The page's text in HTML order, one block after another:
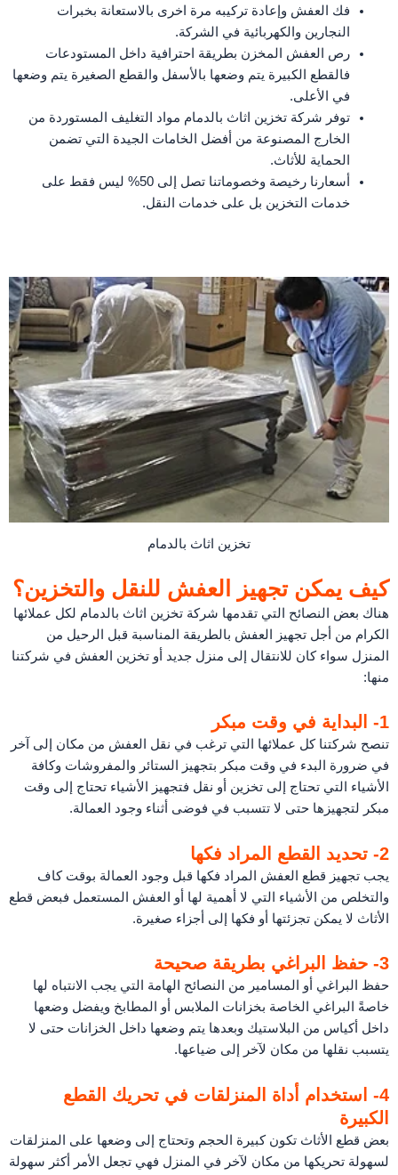
فك العفش وإعادة تركيبه مرة اخرى بالاستعانة بخبرات
النجارين والكهربائية في الشركة.
رص العفش المخزن بطريقة احترافية داخل المستودعات
فالقطع الكبيرة يتم وضعها بالأسفل والقطع الصغيرة يتم وضعها
في الأعلى.
توفر شركة تخزين اثاث بالدمام مواد التغليف المستوردة من
الخارج المصنوعة من أفضل الخامات الجيدة التي تضمن
الحماية للأثاث.
أسعارنا رخيصة وخصوماتنا تصل إلى 50% ليس فقط على
خدمات التخزين بل على خدمات النقل.
تخزين اثاث بالدمام
كيف يمكن تجهيز العفش للنقل والتخزين؟
هناك بعض النصائح التي تقدمها شركة تخزين اثاث بالدمام لكل عملائها
الكرام من أجل تجهيز العفش بالطريقة المناسبة قبل الرحيل من
المنزل سواء كان للانتقال إلى منزل جديد أو تخزين العفش في شركتنا
منها:
1- البداية في وقت مبكر
تنصح شركتنا كل عملائها التي ترغب في نقل العفش من مكان إلى آخر
في ضرورة البدء في وقت مبكر بتجهيز الستائر والمفروشات وكافة
الأشياء التي تحتاج إلى تخزين أو نقل فتجهيز الأشياء تحتاج إلى وقت
مبكر لتجهيزها حتى لا تتسبب في فوضى أثناء وجود العمالة.
2- تحديد القطع المراد فكها
يجب تجهيز قطع العفش المراد فكها قبل وجود العمالة بوقت كاف
والتخلص من الأشياء التي لا أهمية لها أو العفش المستعمل فبعض قطع
الأثاث لا يمكن تجزئتها أو فكها إلى أجزاء صغيرة.
3- حفظ البراغي بطريقة صحيحة
حفظ البراغي أو المسامير من النصائح الهامة التي يجب الانتباه لها
خاصةً البراغي الخاصة بخزانات الملابس أو المطابخ ويفضل وضعها
داخل أكياس من البلاستيك وبعدها يتم وضعها داخل الخزانات حتى لا
يتسبب نقلها من مكان لآخر إلى ضياعها.
4- استخدام أداة المنزلقات في تحريك القطع
الكبيرة
بعض قطع الأثاث تكون كبيرة الحجم وتحتاج إلى وضعها على المنزلقات
لسهولة تحريكها من مكان لآخر في المنزل فهي تجعل الأمر أكثر سهولة